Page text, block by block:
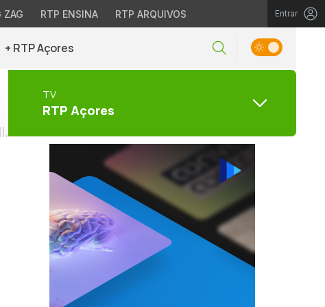
ZAG RTP ENSINA RTP ARQUIVOS Entrar
+ RTP Açores
TV
RTP Açores